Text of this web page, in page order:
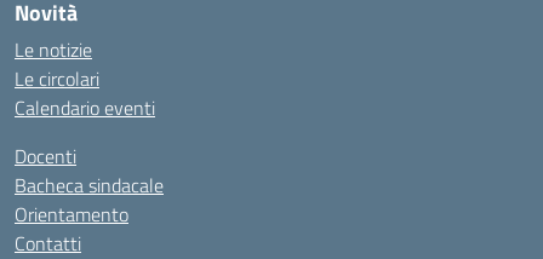
Novità
Le notizie
Le circolari
Calendario eventi
Docenti
Bacheca sindacale
Orientamento
Contatti